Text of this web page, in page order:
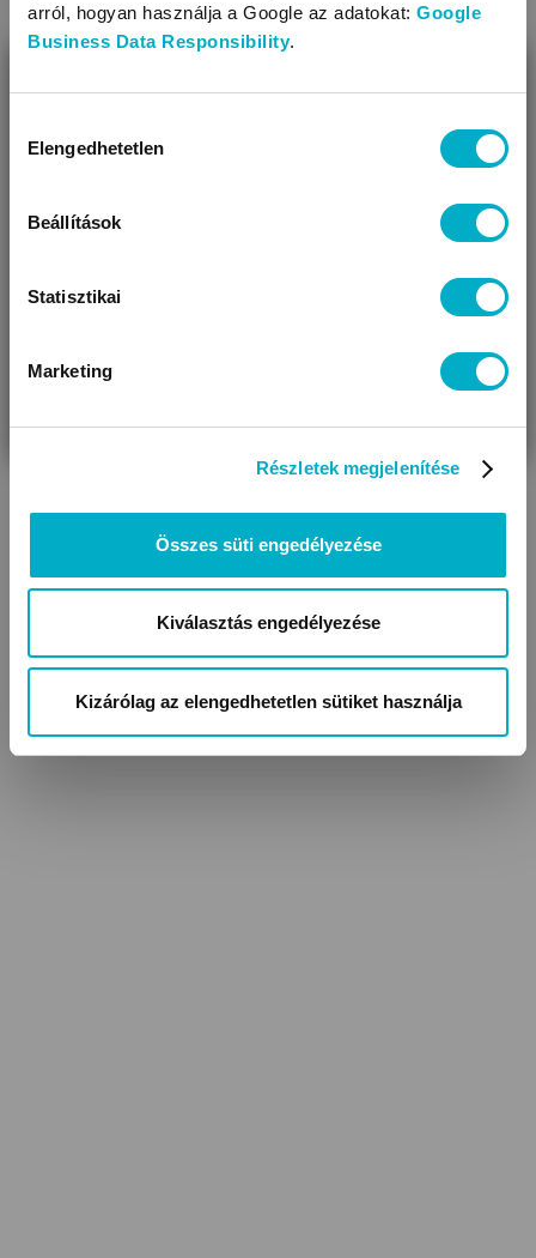
arról, hogyan használja a Google az adatokat: Google
Business Data Responsibility.
kiválasztása
Elengedhetetlen
Beállítások
Statisztikai
Marketing
Részletek megjelenítése
Összes süti engedélyezése
Kiválasztás engedélyezése
Kizárólag az elengedhetetlen sütiket használja
Úgy látjuk, most jársz nálunk először!
VÁRANDÓS
AJÁNDÉKOT